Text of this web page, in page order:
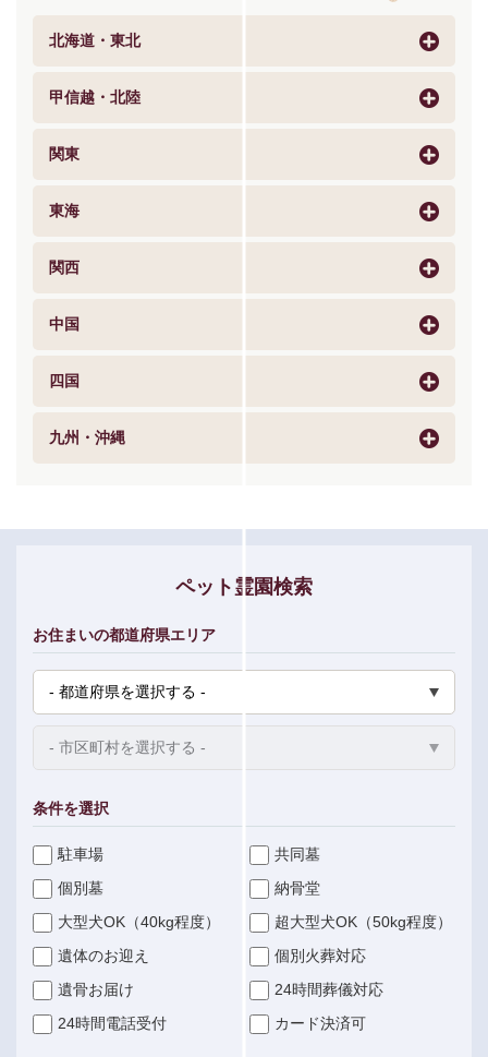
北海道・東北
甲信越・北陸
関東
東海
関西
中国
四国
九州・沖縄
ペット霊園検索
お住まいの都道府県エリア
条件を選択
駐車場
共同墓
個別墓
納骨堂
大型犬OK（40kg程度）
超大型犬OK（50kg程度）
遺体のお迎え
個別火葬対応
遺骨お届け
24時間葬儀対応
24時間電話受付
カード決済可